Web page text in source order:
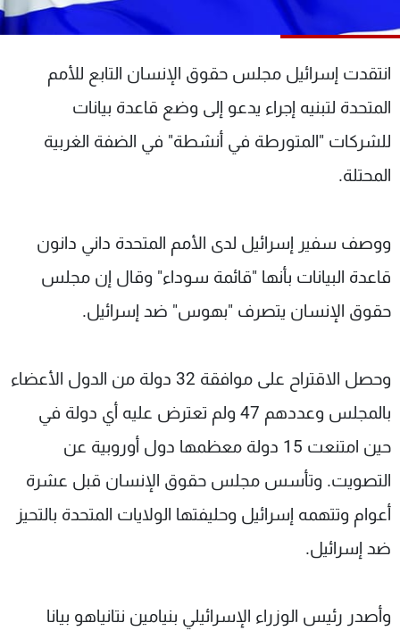
انتقدت إسرائيل مجلس حقوق الإنسان التابع للأمم
المتحدة لتبنيه إجراء يدعو إلى وضع قاعدة بيانات
للشركات "المتورطة في أنشطة" في الضفة الغربية
المحتلة.
ووصف سفير إسرائيل لدى الأمم المتحدة داني دانون
قاعدة البيانات بأنها "قائمة سوداء" وقال إن مجلس
حقوق الإنسان يتصرف "بهوس" ضد إسرائيل.
وحصل الاقتراح على موافقة 32 دولة من الدول الأعضاء
بالمجلس وعددهم 47 ولم تعترض عليه أي دولة في
حين امتنعت 15 دولة معظمها دول أوروبية عن
التصويت. وتأسس مجلس حقوق الإنسان قبل عشرة
أعوام وتتهمه إسرائيل وحليفتها الولايات المتحدة بالتحيز
ضد إسرائيل.
وأصدر رئيس الوزراء الإسرائيلي بنيامين نتانياهو بيانا
الترددات
عن MTV
لاعلاناتكم
وظائف
تواصل معنا
شروط الإسـتخدام
سياسة الخصوصية